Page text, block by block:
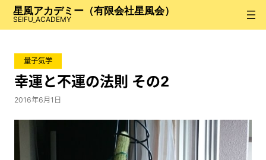
星風アカデミー（有限会社星風会）
SEIFU_ACADEMY
量子気学
幸運と不運の法則 その2
2016年6月1日